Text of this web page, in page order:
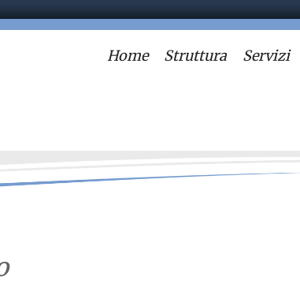
Home Struttura Servizi